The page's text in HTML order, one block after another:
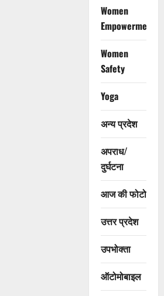
Women
Empowerment
Women
Safety
Yoga
अन्य प्रदेश
अपराध/
दुर्घटना
आज की फोटो
उत्तर प्रदेश
उपभोक्ता
ऑटोमोबाइल